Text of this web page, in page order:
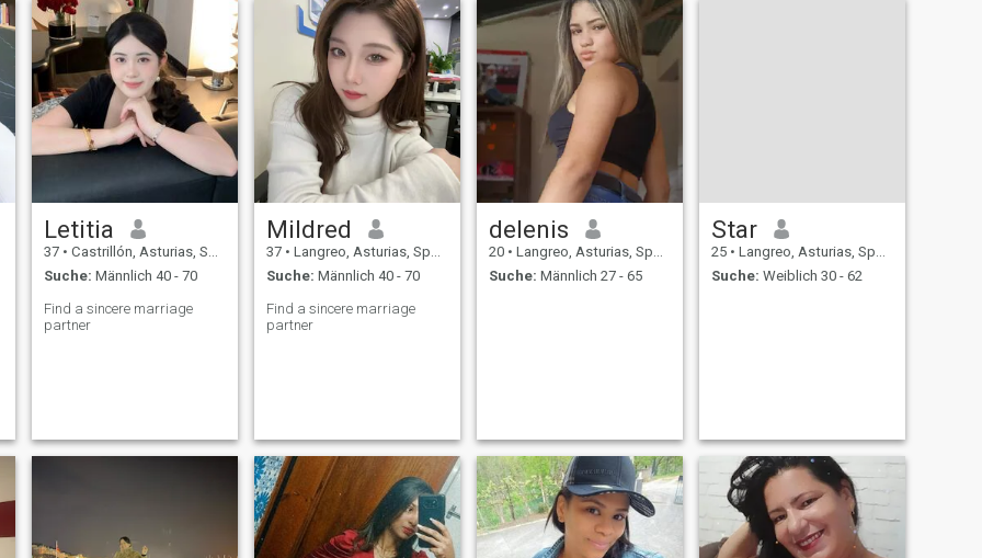
Letitia
37 • Castrillón, Asturias, Spanien
Suche: Männlich 40 - 70
Find a sincere marriage
partner
Mildred
37 • Langreo, Asturias, Spanien
Suche: Männlich 40 - 70
Find a sincere marriage
partner
delenis
20 • Langreo, Asturias, Spanien
Suche: Männlich 27 - 65
Star
25 • Langreo, Asturias, Spanien
Suche: Weiblich 30 - 62